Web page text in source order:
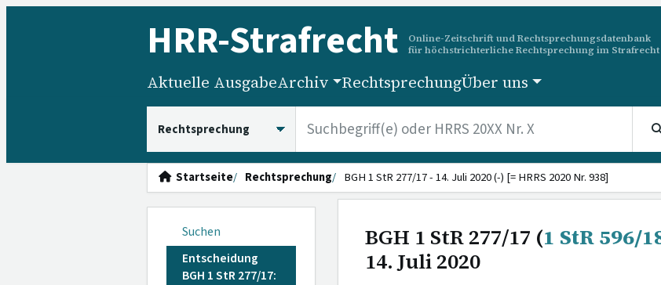
HRR-Strafrecht
Online-Zeitschrift und Rechtsprechungsdatenbank
für höchstrichterliche Rechtsprechung im Strafrecht
Aktuelle AusgabeArchiv RechtsprechungÜber uns
Startseite Rechtsprechung BGH 1 StR 277/17 - 14. Juli 2020 (-) [= HRRS 2020 Nr. 938]
Suchen
Entscheidung
BGH 1 StR 277/17:
BGH 1 StR 277/17 (1 StR 596/
14. Juli 2020